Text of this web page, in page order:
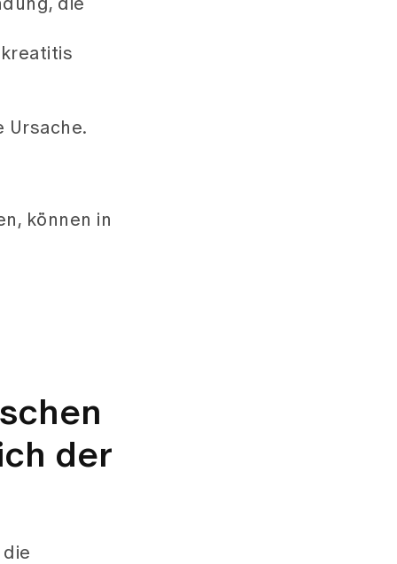
die
Ursache.
können in
der